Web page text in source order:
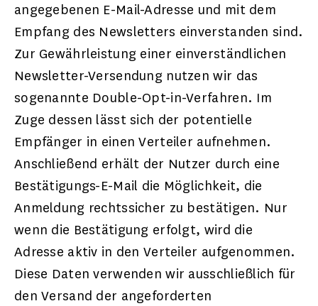
angegebenen E-Mail-Adresse und mit dem
Empfang des Newsletters einverstanden sind.
Zur Gewährleistung einer einverständlichen
Newsletter-Versendung nutzen wir das
sogenannte Double-Opt-in-Verfahren. Im
Zuge dessen lässt sich der potentielle
Empfänger in einen Verteiler aufnehmen.
Anschließend erhält der Nutzer durch eine
Bestätigungs-E-Mail die Möglichkeit, die
Anmeldung rechtssicher zu bestätigen. Nur
wenn die Bestätigung erfolgt, wird die
Adresse aktiv in den Verteiler aufgenommen.
Diese Daten verwenden wir ausschließlich für
den Versand der angeforderten